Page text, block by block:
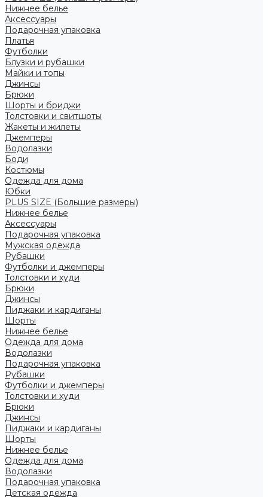
Нижнее белье
Аксессуары
Подарочная упаковка
Платья
Футболки
Блузки и рубашки
Майки и топы
Джинсы
Брюки
Шорты и бриджи
Толстовки и свитшоты
Жакеты и жилеты
Джемперы
Водолазки
Боди
Костюмы
Одежда для дома
Юбки
PLUS SIZE (Большие размеры)
Нижнее белье
Аксессуары
Подарочная упаковка
Мужская одежда
Рубашки
Футболки и джемперы
Толстовки и худи
Брюки
Джинсы
Пиджаки и кардиганы
Шорты
Нижнее белье
Одежда для дома
Водолазки
Подарочная упаковка
Рубашки
Футболки и джемперы
Толстовки и худи
Брюки
Джинсы
Пиджаки и кардиганы
Шорты
Нижнее белье
Одежда для дома
Водолазки
Подарочная упаковка
Детская одежда